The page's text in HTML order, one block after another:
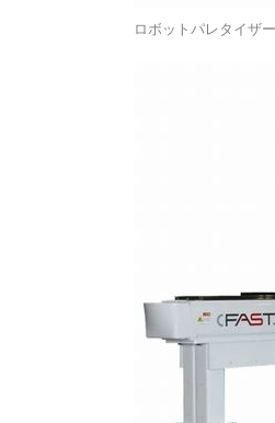
ロボットパレタイザ